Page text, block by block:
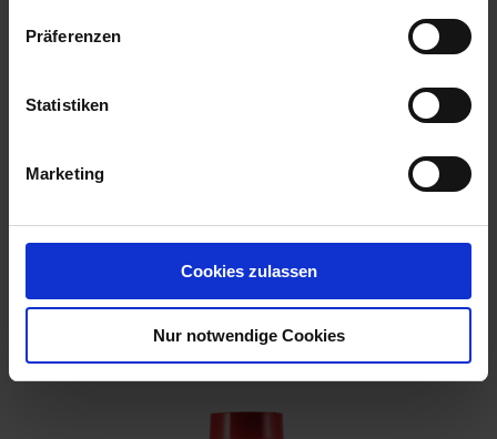
Präferenzen
Statistiken
Marketing
Cookies zulassen
Nur notwendige Cookies